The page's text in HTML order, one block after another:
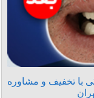
با تخفیف و مشاوره